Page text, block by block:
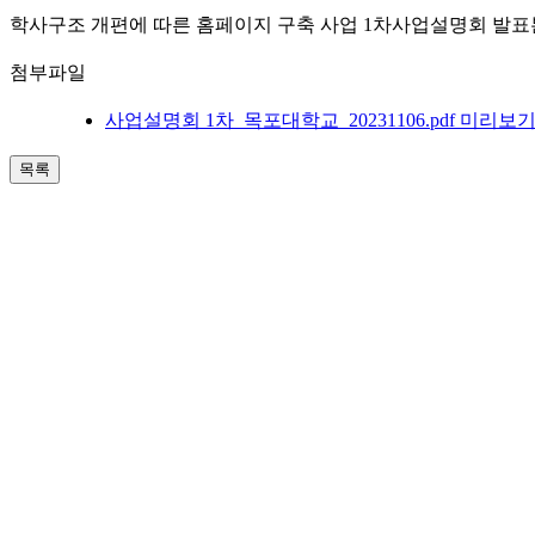
학사구조 개편에 따른 홈페이지 구축 사업 1차사업설명회 발표
첨부파일
사업설명회 1차_목포대학교_20231106.pdf 미리보기